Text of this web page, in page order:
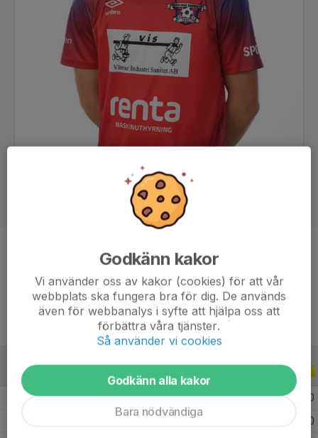
-
Ålder
18 år
ALLA SERIER ALLA ÅR
2026 24 0 0 0
0
Godkänn kakor
Vi använder oss av kakor (cookies) för att vår
webbplats ska fungera bra för dig. De används
även för webbanalys i syfte att hjälpa oss att
förbättra våra tjänster.
Så använder vi cookies
Godkänn alla kakor
Bara nödvändiga